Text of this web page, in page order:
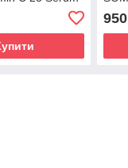
C
950